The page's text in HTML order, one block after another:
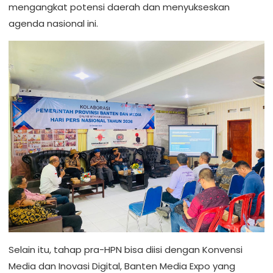
mengangkat potensi daerah dan menyukseskan
agenda nasional ini.
Selain itu, tahap pra-HPN bisa diisi dengan Konvensi
Media dan Inovasi Digital, Banten Media Expo yang